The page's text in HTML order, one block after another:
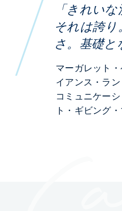
「きれい
それは誇
さ。基礎と
マーガレット
イアンス・ラ
コミュニケー
ト・ギビング